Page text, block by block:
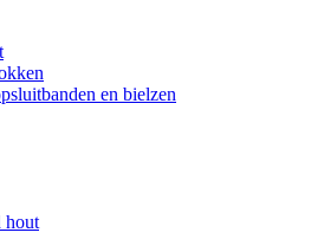
en bielzen
hout